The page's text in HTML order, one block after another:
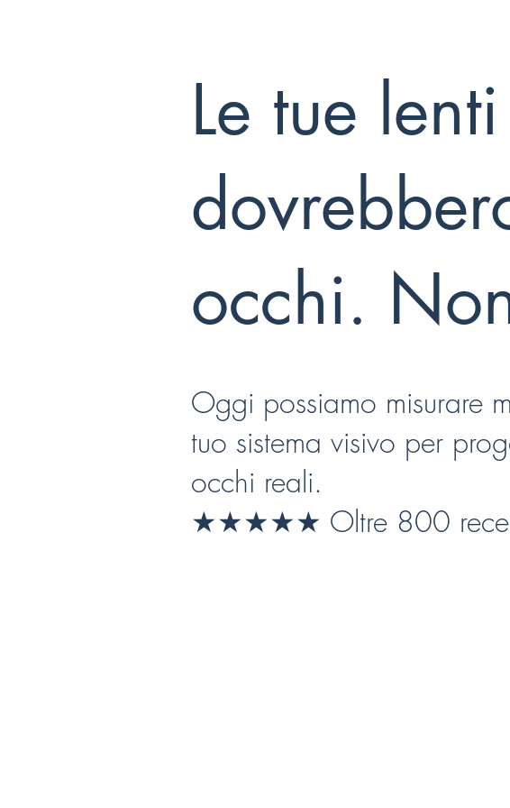
Le tue
occhi.
Oggi possiamo misurare
tuo sistema visivo per
occhi reali.
★★★★★ Oltre 800